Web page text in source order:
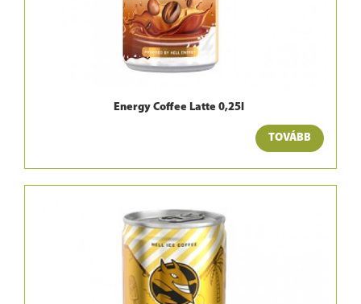
Energy Coffee Latte 0,25l
TOVÁBB